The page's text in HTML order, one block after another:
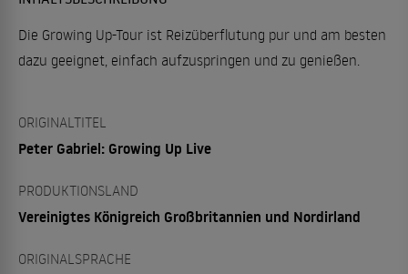
Die Growing Up-Tour ist Reizüberflutung pur und am besten
dazu geeignet, einfach aufzuspringen und zu genießen.
ORIGINALTITEL
Peter Gabriel: Growing Up Live
PRODUKTIONSLAND
Vereinigtes Königreich Großbritannien und Nordirland
ORIGINALSPRACHE